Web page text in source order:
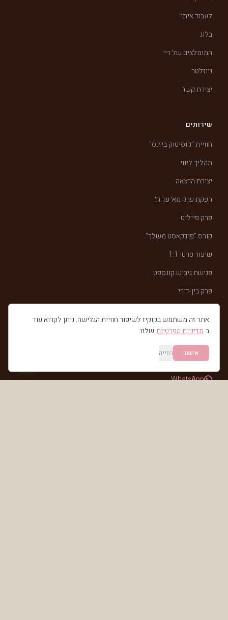
לעבוד איתי
בלוג
המומלצים של ריי
ניוזלטר
יצירת קשר
שירותים
חוויית "ג'וסיטוק ביזנס"
תהליך ליווי
יצירת הרצאה
הפקת פרק מא׳ עד ת׳
פרק פיילוט
קורס "פודקאסט משלך"
שיעור פרטי 1:1
פגישת גיבוש קונספט
פרק בין-דורי
050-5838908
ray@juicytalk.studio
WhatsApp
אתר זה משתמש בקוקיז לשיפור חוויית הגלישה. ניתן לקרוא עוד
ב מדיניות הפרטיות שלנו.
אישור דחייה